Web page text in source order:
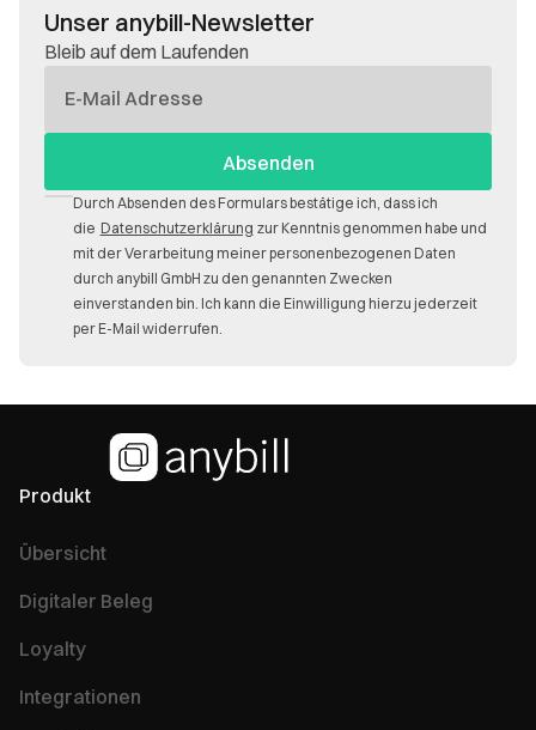
Unser anybill-Newsletter
Bleib auf dem Laufenden
Mail
Durch Absenden des Formulars bestätige ich, dass ich
die Datenschutzerklärung zur Kenntnis genommen habe und
mit der Verarbeitung meiner personenbezogenen Daten
durch anybill GmbH zu den genannten Zwecken
einverstanden bin. Ich kann die Einwilligung hierzu jederzeit
per E-Mail widerrufen.
Produkt
Übersicht
Digitaler Beleg
Loyalty
Integrationen